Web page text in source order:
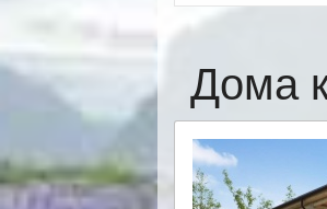
Дома